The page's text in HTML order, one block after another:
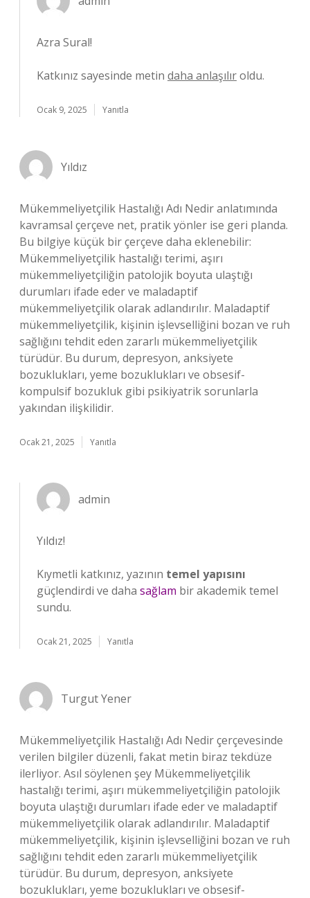
Azra Sural!
Katkınız sayesinde metin daha anlaşılıroldu.
Ocak 9, 2025 Yanıtla
Yıldız
Mükemmeliyetçilik Hastalığı Adı Nedir anlatımında
kavramsal çerçeve net, pratik yönler ise geri planda.
Bu bilgiye küçük bir çerçeve daha eklenebilir:
Mükemmeliyetçilik hastalığı terimi, aşırı
mükemmeliyetçiliğin patolojik boyuta ulaştığı
durumları ifade eder ve maladaptif
mükemmeliyetçilik olarak adlandırılır. Maladaptif
mükemmeliyetçilik, kişinin işlevselliğini bozan ve ruh
sağlığını tehdit eden zararlı mükemmeliyetçilik
türüdür. Bu durum, depresyon, anksiyete
bozuklukları, yeme bozuklukları ve obsesif-
kompulsif bozukluk gibi psikiyatrik sorunlarla
yakından ilişkilidir.
Ocak 21, 2025 Yanıtla
admin
Yıldız!
Kıymetli katkınız, yazının temel yapısını
güçlendirdi ve daha sağlam bir akademik temel
sundu.
Ocak 21, 2025 Yanıtla
Turgut Yener
Mükemmeliyetçilik Hastalığı Adı Nedir çerçevesinde
verilen bilgiler düzenli, fakat metin biraz tekdüze
ilerliyor. Asıl söylenen şey Mükemmeliyetçilik
hastalığı terimi, aşırı mükemmeliyetçiliğin patolojik
boyuta ulaştığı durumları ifade eder ve maladaptif
mükemmeliyetçilik olarak adlandırılır. Maladaptif
mükemmeliyetçilik, kişinin işlevselliğini bozan ve ruh
sağlığını tehdit eden zararlı mükemmeliyetçilik
türüdür. Bu durum, depresyon, anksiyete
bozuklukları, yeme bozuklukları ve obsesif-